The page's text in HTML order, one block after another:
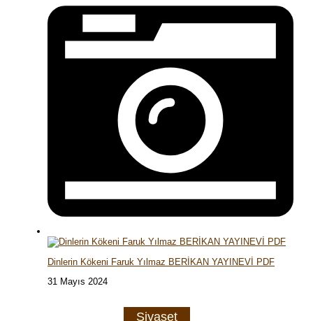
Dinlerin Kökeni Faruk Yılmaz BERİKAN YAYINEVİ PDF
31 Mayıs 2024
Siyaset